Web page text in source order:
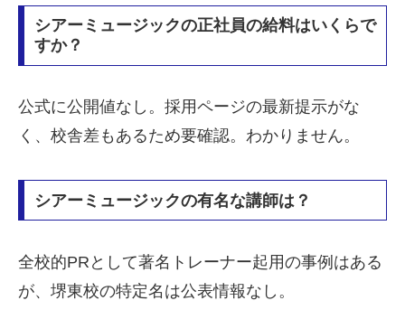
シアーミュージックの正社員の給料はいくらで
すか？
公式に公開値なし。採用ページの最新提示がな
く、校舎差もあるため要確認。わかりません。
シアーミュージックの有名な講師は？
全校的PRとして著名トレーナー起用の事例はある
が、堺東校の特定名は公表情報なし。